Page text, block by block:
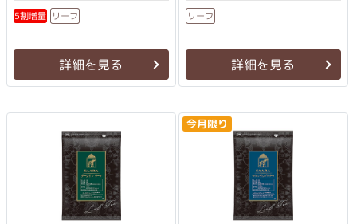
5割増量 リーフ
詳細を見る
リーフ
詳細を見る
今月限り